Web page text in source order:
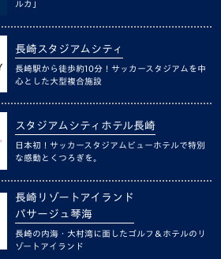
ルカ」
長崎スタジアムシティ
長崎駅から徒歩約10分！サッカースタジアムを中
心とした大型複合施設
スタジアムシティホテル長崎
日本初！サッカースタジアムビューホテルで特別
な感動とくつろぎを。
長崎リゾートアイランド
パサージュ琴海
長崎の内海・大村湾に面したゴルフ＆ホテルのリ
ゾートアイランド